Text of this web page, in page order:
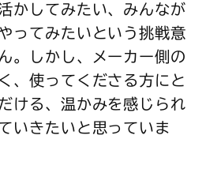
かしてみたい、みんなが
ってみたいという挑戦意
。しかし、メーカー側の
、使ってくださる方にと
ける、温かみを感じられ
いきたいと思っていま